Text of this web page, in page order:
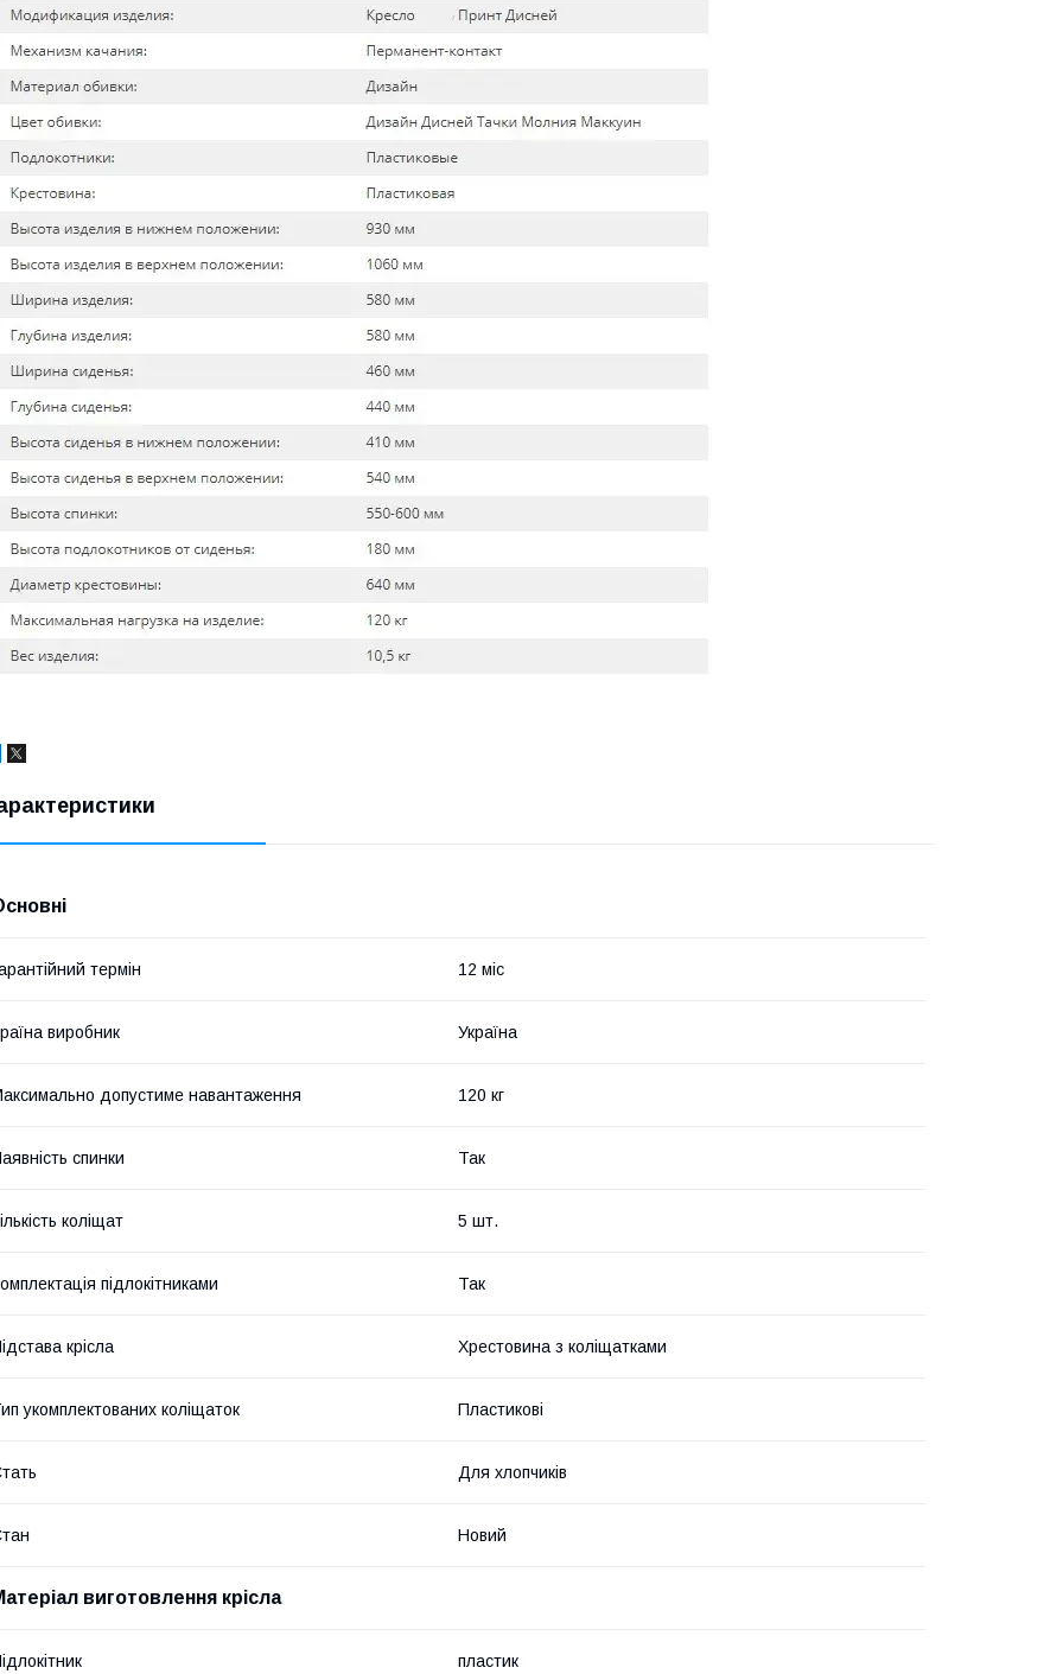
термін 12 міс
виробник Україна
допустиме навантаження 120 кг
спинки Так
коліщат 5 шт.
підлокітниками Так
крісла Хрестовина з коліщатками
укомплектованих коліщаток Пластикові
Для хлопчиків
Новий
виготовлення крісла
пластик